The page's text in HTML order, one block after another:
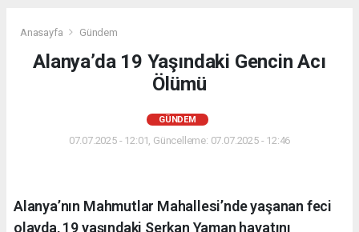
Anasayfa Gündem
Alanya’da 19 Yaşındaki Gencin Acı
Ölümü
GÜNDEM
07.07.2025 - 12:01, Güncelleme: 07.07.2025 - 12:46
Alanya’nın Mahmutlar Mahallesi’nde yaşanan feci
olayda, 19 yaşındaki Serkan Yaman hayatını